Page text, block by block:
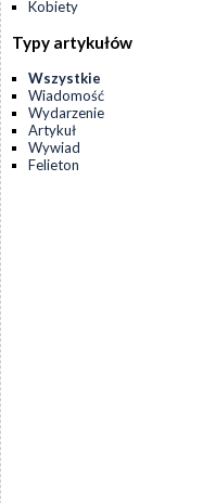
Kobiety
Typy artykułów
Wszystkie
Wiadomość
Wydarzenie
Artykuł
Wywiad
Felieton